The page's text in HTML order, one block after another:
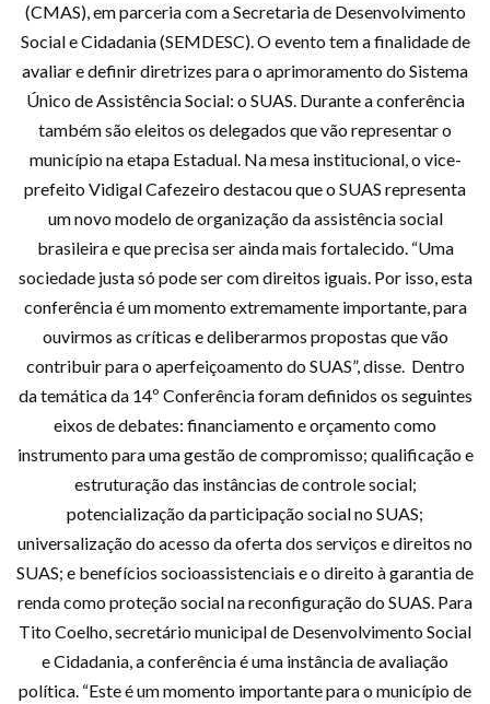
(CMAS), em parceria com a Secretaria de Desenvolvimento
Social e Cidadania (SEMDESC). O evento tem a finalidade de
avaliar e definir diretrizes para o aprimoramento do Sistema
Único de Assistência Social: o SUAS. Durante a conferência
também são eleitos os delegados que vão representar o
município na etapa Estadual. Na mesa institucional, o vice-
prefeito Vidigal Cafezeiro destacou que o SUAS representa
um novo modelo de organização da assistência social
brasileira e que precisa ser ainda mais fortalecido. “Uma
sociedade justa só pode ser com direitos iguais. Por isso, esta
conferência é um momento extremamente importante, para
ouvirmos as críticas e deliberarmos propostas que vão
contribuir para o aperfeiçoamento do SUAS”, disse. Dentro
da temática da 14º Conferência foram definidos os seguintes
eixos de debates: financiamento e orçamento como
instrumento para uma gestão de compromisso; qualificação e
estruturação das instâncias de controle social;
potencialização da participação social no SUAS;
universalização do acesso da oferta dos serviços e direitos no
SUAS; e benefícios socioassistenciais e o direito à garantia de
renda como proteção social na reconfiguração do SUAS. Para
Tito Coelho, secretário municipal de Desenvolvimento Social
e Cidadania, a conferência é uma instância de avaliação
política. “Este é um momento importante para o município de